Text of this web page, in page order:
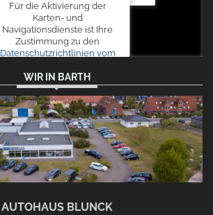
Für die Aktivierung der
Karten- und
Navigationsdienste ist Ihre
Zustimmung zu den
Datenschutzrichtlinien vom
erforderlich.
Zustimmen
und
aktivieren
WIR IN BARTH
AUTOHAUS BLUNCK